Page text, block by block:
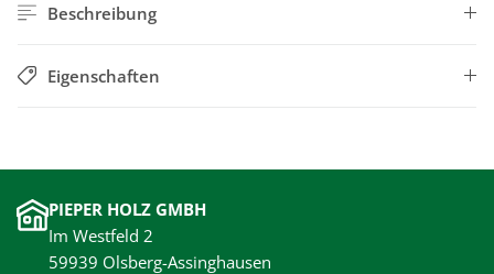
Beschreibung
Eigenschaften
PIEPER HOLZ GMBH
Im Westfeld 2
59939 Olsberg-Assinghausen